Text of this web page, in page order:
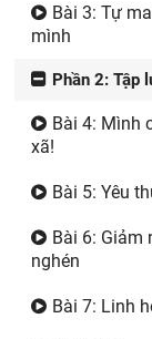
Bài 3: Tự
mình
Phần 2: Tập
Bài 4: Mình
xã!
Bài 5: Yêu
Bài 6: Giảm
nghén
Bài 7: Linh